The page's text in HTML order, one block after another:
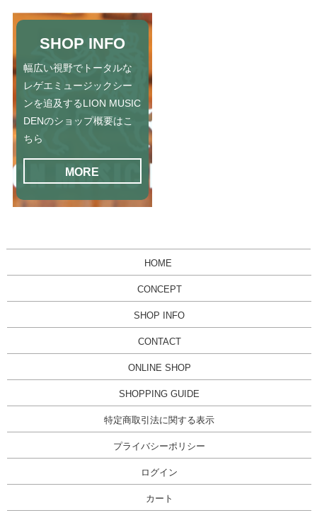
SHOP INFO
幅広い視野でトータルな
レゲエミュージックシー
ンを追及するLION MUSIC
DENのショップ概要はこ
ちら
MORE
HOME
CONCEPT
SHOP INFO
CONTACT
ONLINE SHOP
SHOPPING GUIDE
特定商取引法に関する表示
プライバシーポリシー
ログイン
カート